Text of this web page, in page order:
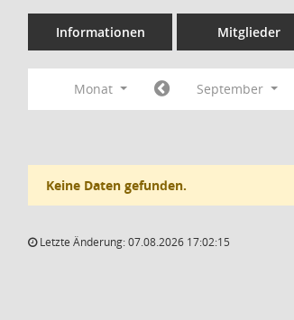
Informationen Mitglieder
Monat September
Keine Daten gefunden.
Letzte Änderung: 07.08.2026 17:02:15